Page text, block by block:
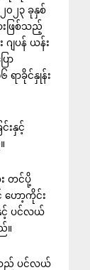
၀၂၃ ခုနှစ်
ဖြစ်သည့်
ဂျပန် ယန်း
ာ
ရာခိုင်နှုန်း
းနှင့်
း တင်ပို့
ဟော့ကိုင်း
င့် ပင်လယ်
။
သည် ပင်လယ်